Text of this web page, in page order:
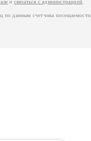
и связаться с администрацией
по данным счетчика посещаемости,